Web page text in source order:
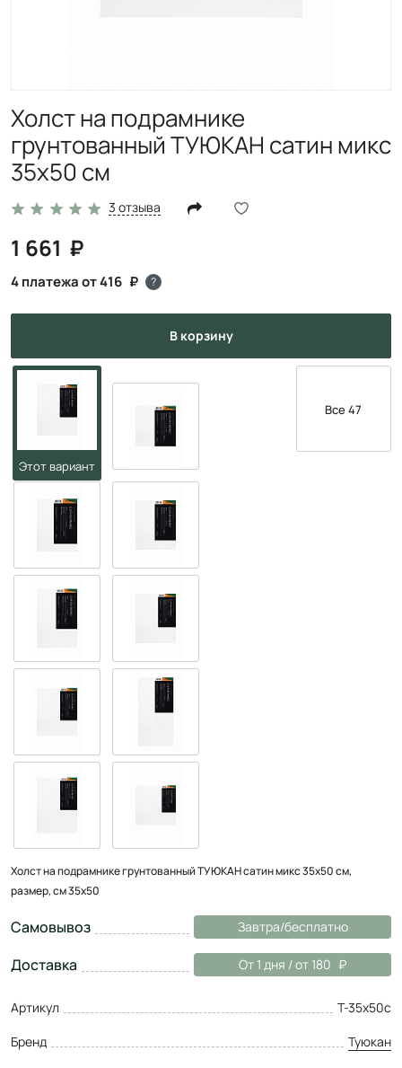
Холст на подрамнике
грунтованный ТУЮКАН сатин микс
35х50 см
3 отзыва
1 661
4 платежа от 416 ?
в корзину
Все 47
Холст на подрамнике грунтованный ТУЮКАН сатин микс 35х50 см,
размер, см 35x50
Самовывоз Завтра/бесплатно
Доставка От 1 дня / от 180
Артикул
Т-35х50с
Бренд
Туюкан